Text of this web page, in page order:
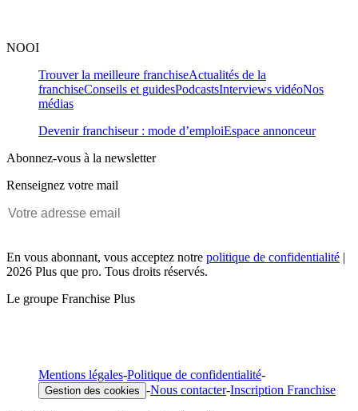
NOOI
Trouver la meilleure franchiseActualités de la
franchiseConseils et guidesPodcastsInterviews vidéoNos
médias
Devenir franchiseur : mode d’emploiEspace annonceur
Abonnez-vous à la newsletter
Renseignez votre mail
En vous abonnant, vous acceptez notre politique de confidentialité |
2026 Plus que pro. Tous droits réservés.
Le groupe Franchise Plus
Mentions légales-Politique de confidentialité-
Gestion des cookies -Nous contacter-Inscription Franchise